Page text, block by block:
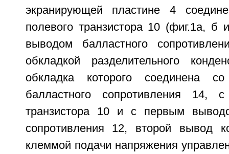
экранирующей пластине 4
полевого транзистора 10 (фиг.1а,
выводом балластного
обкладкой разделительного
обкладка которого соединена
балластного сопротивления 14,
транзистора 10 и с первым
сопротивления 12, второй вывод
клеммой подачи напряжения